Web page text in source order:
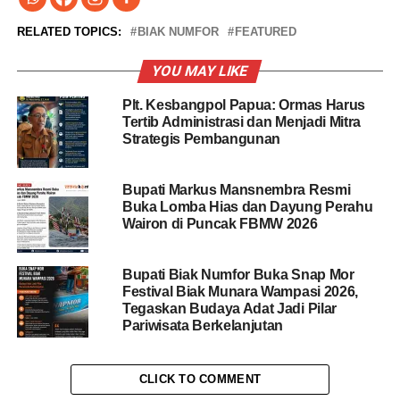
RELATED TOPICS: BIAK NUMFOR FEATURED
YOU MAY LIKE
Plt. Kesbangpol Papua: Ormas Harus
Tertib Administrasi dan Menjadi Mitra
Strategis Pembangunan
Bupati Markus Mansnembra Resmi
Buka Lomba Hias dan Dayung Perahu
Wairon di Puncak FBMW 2026
Bupati Biak Numfor Buka Snap Mor
Festival Biak Munara Wampasi 2026,
Tegaskan Budaya Adat Jadi Pilar
Pariwisata Berkelanjutan
CLICK TO COMMENT